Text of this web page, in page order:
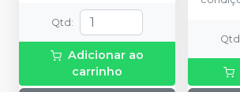
Qtd :
Adicionar ao
carrinho
Qtd